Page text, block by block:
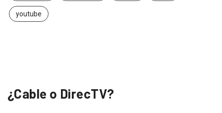
youtube
¿Cable o DirecTV?